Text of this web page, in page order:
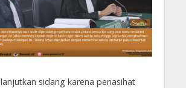
sidang karena penasihat